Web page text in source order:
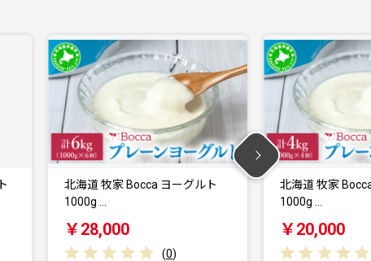
北海道 牧家 Bocca ヨーグルト
1000g …
￥20,000
(0)
北海道 牧家
1000g …
￥11,000